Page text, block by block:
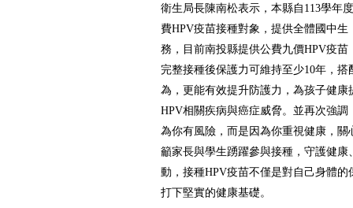
衛生局長陳南松表示，本縣自113學年
費HPV疫苗接種對象，提供全體國中
務，目前南投縣提供公費九價HPV疫
完整接種後保護力可維持至少10年，
為，更能有效提升防護力，為孩子健
HPV相關疾病與癌症威脅。並再次強
為你有風險，而是因為你重視健康，
籲家長與學生踴躍參與接種，守護健
動，接種HPV疫苗不僅是對自己身體
打下堅實的健康基礎。